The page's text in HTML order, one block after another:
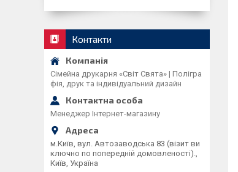
Контакти
Сімейна друкарня «Світ Свята» | Полігра
фія, друк та індивідуальний дизайн
Менеджер Інтернет-магазину
м.Київ, вул. Автозаводська 83 (візит ви
ключно по попередній домовленості).,
Київ, Україна